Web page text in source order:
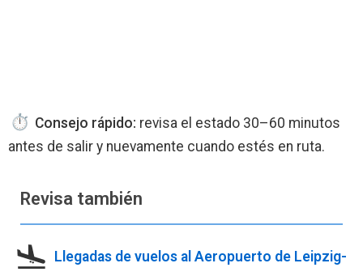
Consejo rápido: revisa el estado 30–60 minutos
antes de salir y nuevamente cuando estés en ruta.
Revisa también
Llegadas de vuelos al Aeropuerto de Leipzig-